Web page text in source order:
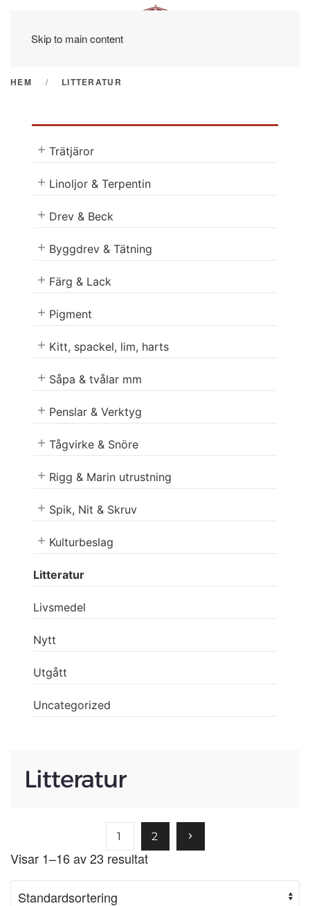
Skip to main content
HEM LITTERATUR
Trätjäror
Linoljor & Terpentin
Drev & Beck
Byggdrev & Tätning
Färg & Lack
Pigment
Kitt, spackel, lim, harts
Såpa & tvålar mm
Penslar & Verktyg
Tågvirke & Snöre
Rigg & Marin utrustning
Spik, Nit & Skruv
Kulturbeslag
Litteratur
Livsmedel
Nytt
Utgått
Uncategorized
Litteratur
1 2
Visar 1–16 av 23 resultat